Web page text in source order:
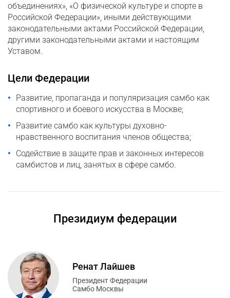
объединениях», «О физической культуре и спорте в
Российской Федерации», иными действующими
законодательными актами Российской Федерации,
другими законодательными актами и настоящим
Уставом.
Цели Федерации
Развитие, пропаганда и популяризация самбо как
спортивного и боевого искусства в Москве;
Развитие самбо как культуры духовно-
нравственного воспитания членов общества;
Содействие в защите прав и законных интересов
самбистов и лиц, занятых в сфере самбо.
Президиум федерации
Ренат Лайшев
Президент Федерации
Самбо Москвы